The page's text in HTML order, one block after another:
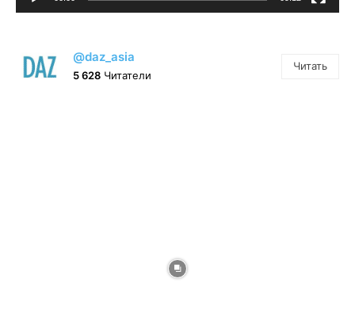
@daz_asia
5 628 Читатели
Читать